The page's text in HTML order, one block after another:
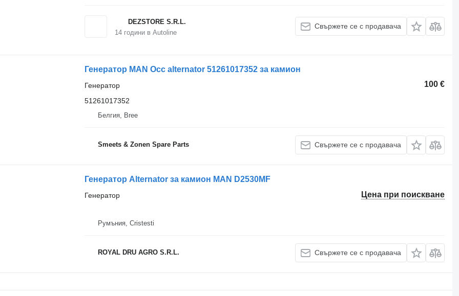
DEZSTORE S.R.L.
14години в Autoline
Свържете се с продавача
Генератор MAN Occ alternator 51261017352 за камион
100 €
Генератор
51261017352
Белгия, Bree
Smeets & Zonen Spare Parts Свържете се с продавача
Генератор Alternator за камион MAN D2530MF
Цена при поискване
Генератор
Румъния, Cristesti
ROYAL DRU AGRO S.R.L. Свържете се с продавача